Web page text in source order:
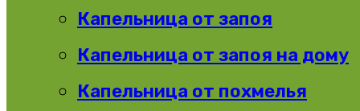
Капельница от запоя
Капельница от запоя на дому
Капельница от похмелья